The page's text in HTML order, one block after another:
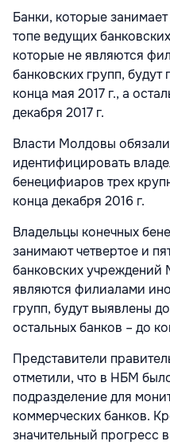
Банки, которые
топе ведущих
которые не являются
банковских групп,
конца мая 2017 г., а
декабря 2017 г.
Власти Молдовы
идентифицировать
бенецифиаров трех
конца декабря 2016 г.
Владельцы конечных
занимают четвертое и
банковских
являются филиалами
групп, будут выявлены
остальных банков – до
Представители
отметили, что в НБМ
подразделение для
коммерческих банков.
значительный прогресс